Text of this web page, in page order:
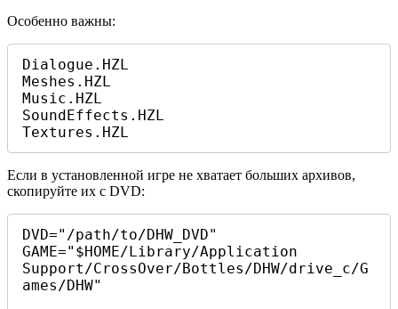
Особенно важны:
Dialogue.HZL
Meshes.HZL
Music.HZL
SoundEffects.HZL
Textures.HZL
Если в установленной игре не хватает больших архивов,
скопируйте их с DVD:
DVD="/path/to/DHW_DVD"
GAME="$HOME/Library/Application
Support/CrossOver/Bottles/DHW/drive_c/G
ames/DHW"